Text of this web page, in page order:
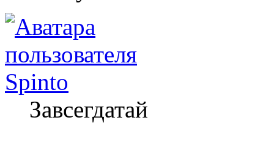
Spinto
Завсегдатай